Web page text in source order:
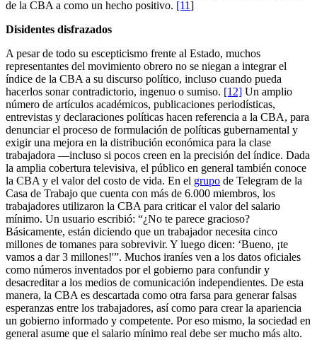
de la CBA a como un hecho positivo. [11]
Disidentes disfrazados
A pesar de todo su escepticismo frente al Estado, muchos
representantes del movimiento obrero no se niegan a integrar el
índice de la CBA a su discurso político, incluso cuando pueda
hacerlos sonar contradictorio, ingenuo o sumiso. [12] Un amplio
número de artículos académicos, publicaciones periodísticas,
entrevistas y declaraciones políticas hacen referencia a la CBA, para
denunciar el proceso de formulación de políticas gubernamental y
exigir una mejora en la distribución económica para la clase
trabajadora —incluso si pocos creen en la precisión del índice. Dada
la amplia cobertura televisiva, el público en general también conoce
la CBA y el valor del costo de vida. En el grupo de Telegram de la
Casa de Trabajo que cuenta con más de 6.000 miembros, los
trabajadores utilizaron la CBA para criticar el valor del salario
mínimo. Un usuario escribió: “¿No te parece gracioso?
Básicamente, están diciendo que un trabajador necesita cinco
millones de tomanes para sobrevivir. Y luego dicen: ‘Bueno, ¡te
vamos a dar 3 millones!'”. Muchos iraníes ven a los datos oficiales
como números inventados por el gobierno para confundir y
desacreditar a los medios de comunicación independientes. De esta
manera, la CBA es descartada como otra farsa para generar falsas
esperanzas entre los trabajadores, así como para crear la apariencia
un gobierno informado y competente. Por eso mismo, la sociedad en
general asume que el salario mínimo real debe ser mucho más alto.